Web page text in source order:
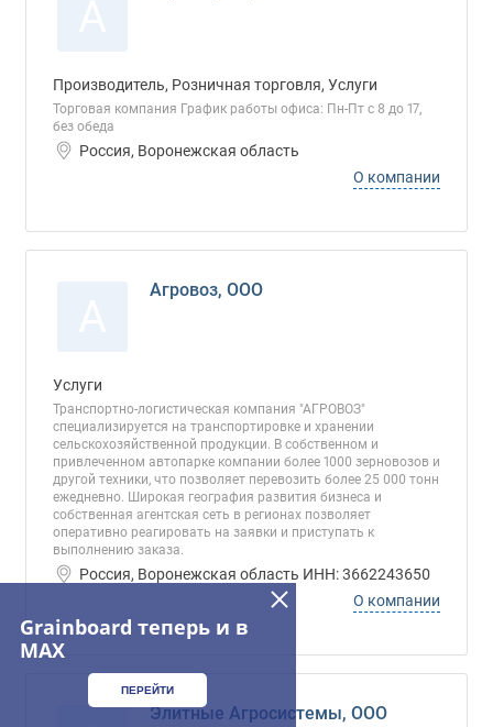
Производитель, Розничная торговля, Услуги
Торговая компания График работы офиса: Пн-Пт с 8 до 17,
без обеда
Россия, Воронежская область
О компании
Агровоз, ООО
Услуги
Транспортно-логистическая компания "АГРОВОЗ"
специализируется на транспортировке и хранении
сельскохозяйственной продукции. В собственном и
привлеченном автопарке компании более 1000 зерновозов и
другой техники, что позволяет перевозить более 25 000 тонн
ежедневно. Широкая география развития бизнеса и
собственная агентская сеть в регионах позволяет
оперативно реагировать на заявки и приступать к
выполнению заказа.
Россия, Воронежская область ИНН: 3662243650
О компании
Элитные Агросистемы, ООО
Grainboard теперь и в
MAX
ПЕРЕЙТИ